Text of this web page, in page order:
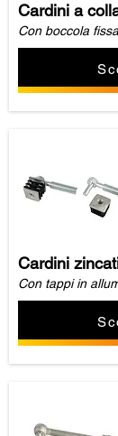
Cardini a
Con boccola fissa
Cardini
Con tappi in